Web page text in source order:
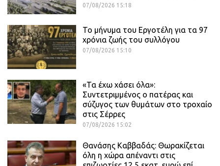
07/08/2026 15:18
Το μήνυμα του Εργοτέλη για τα 97
χρόνια ζωής του συλλόγου
07/08/2026 15:10
«Τα έχω χάσει όλα»:
Συντετριμμένος ο πατέρας και
σύζυγος των θυμάτων στο τροχαίο
στις Σέρρες
07/08/2026 15:02
Θανάσης Καββαδάς: Θωρακίζεται
όλη η χώρα απέναντι στις